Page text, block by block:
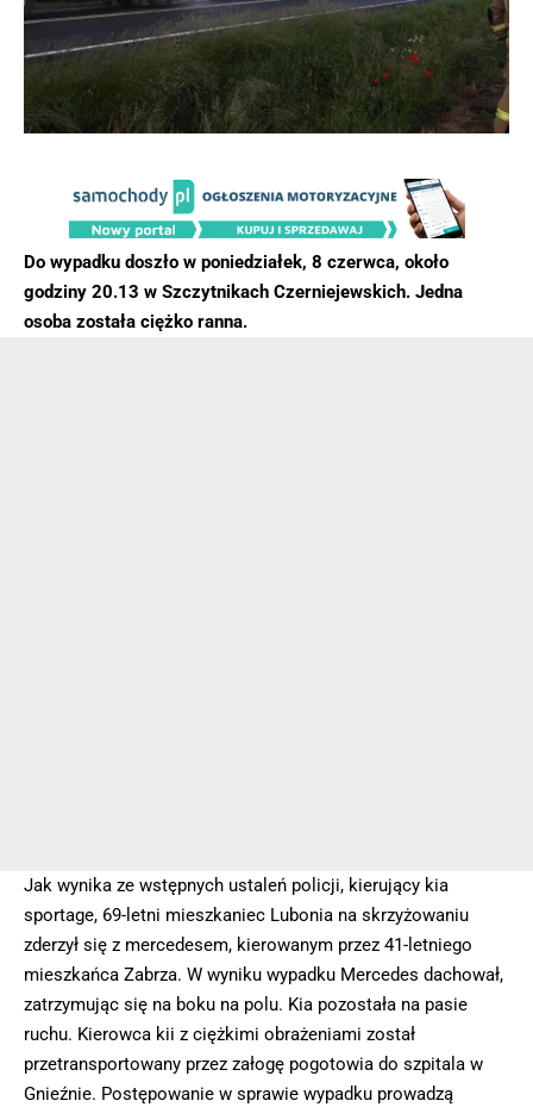
Do wypadku doszło w poniedziałek, 8 czerwca, około
godziny 20.13 w Szczytnikach Czerniejewskich. Jedna
osoba została ciężko ranna.
Jak wynika ze wstępnych ustaleń policji, kierujący kia
sportage, 69-letni mieszkaniec Lubonia na skrzyżowaniu
zderzył się z mercedesem, kierowanym przez 41-letniego
mieszkańca Zabrza. W wyniku wypadku Mercedes dachował,
zatrzymując się na boku na polu. Kia pozostała na pasie
ruchu. Kierowca kii z ciężkimi obrażeniami został
przetransportowany przez załogę pogotowia do szpitala w
Gnieźnie. Postępowanie w sprawie wypadku prowadzą